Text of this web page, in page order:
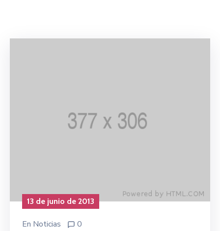
Contáctanos
13 de junio de 2013
En Noticias 0